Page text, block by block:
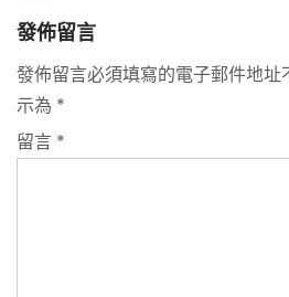
發佈留言
發佈留言必須填寫的電子郵件地址
示為 *
留言 *